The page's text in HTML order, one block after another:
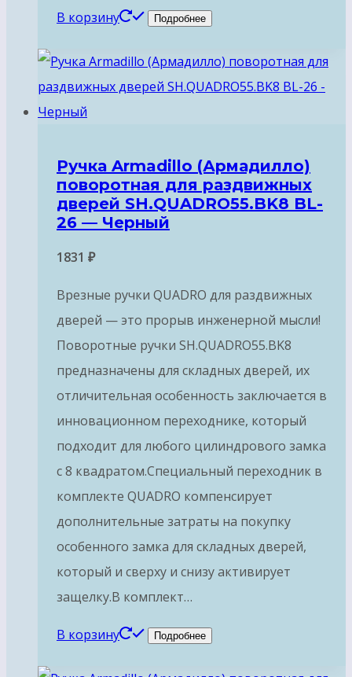
В корзину Подробнее
Ручка Armadillo (Армадилло)
поворотная для раздвижных
дверей SH.QUADRO55.BK8 BL-
26 — Черный
1831 ₽
Врезные ручки QUADRO для раздвижных
дверей — это прорыв инженерной мысли!
Поворотные ручки SH.QUADRO55.BK8
предназначены для складных дверей, их
отличительная особенность заключается в
инновационном переходнике, который
подходит для любого цилиндрового замка
с 8 квадратом.Специальный переходник в
комплекте QUADRO компенсирует
дополнительные затраты на покупку
особенного замка для складных дверей,
который и сверху и снизу активирует
защелку.В комплект…
В корзину Подробнее